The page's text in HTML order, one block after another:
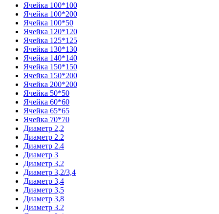
Ячейка 100*100
Ячейка 100*200
Ячейка 100*50
Ячейка 120*120
Ячейка 125*125
Ячейка 130*130
Ячейка 140*140
Ячейка 150*150
Ячейка 150*200
Ячейка 200*200
Ячейка 50*50
Ячейка 60*60
Ячейка 65*65
Ячейка 70*70
Диаметр 2,2
Диаметр 2.2
Диаметр 2.4
Диаметр 3
Диаметр 3,2
Диаметр 3,2/3,4
Диаметр 3,4
Диаметр 3,5
Диаметр 3,8
Диаметр 3.2